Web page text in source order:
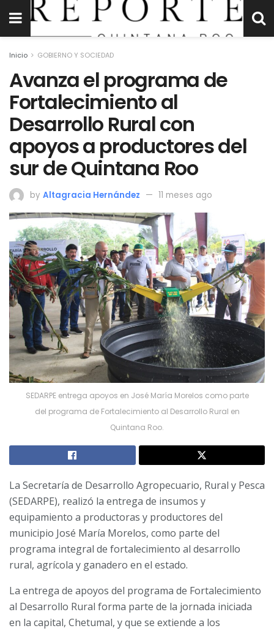
Inicio GOBIERNO Y SOCIEDAD
Avanza el programa de
Fortalecimiento al
Desarrollo Rural con
apoyos a productores del
sur de Quintana Roo
by Altagracia Hernández 11 meses ago
SEDARPE entrega apoyos en José María Morelos como parte
del programa de Fortalecimiento al Desarrollo Rural en
Quintana Roo.
La Secretaría de Desarrollo Agropecuario, Rural y Pesca
(SEDARPE), realizó la entrega de insumos y
equipamiento a productoras y productores del
municipio José María Morelos, como parte del
programa integral de fortalecimiento al desarrollo
rural, agrícola y ganadero en el estado.
La entrega de apoyos del programa de Fortalecimiento
al Desarrollo Rural forma parte de la jornada iniciada
en la capital, Chetumal, y que se extiende a los